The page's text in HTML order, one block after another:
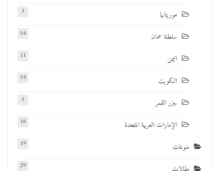
موريتانيا 3
سلطنة عمان 54
اليمن 11
الكويت 54
جزر القمر 5
الإمارات العربية المتحدة 16
منوعات 19
29